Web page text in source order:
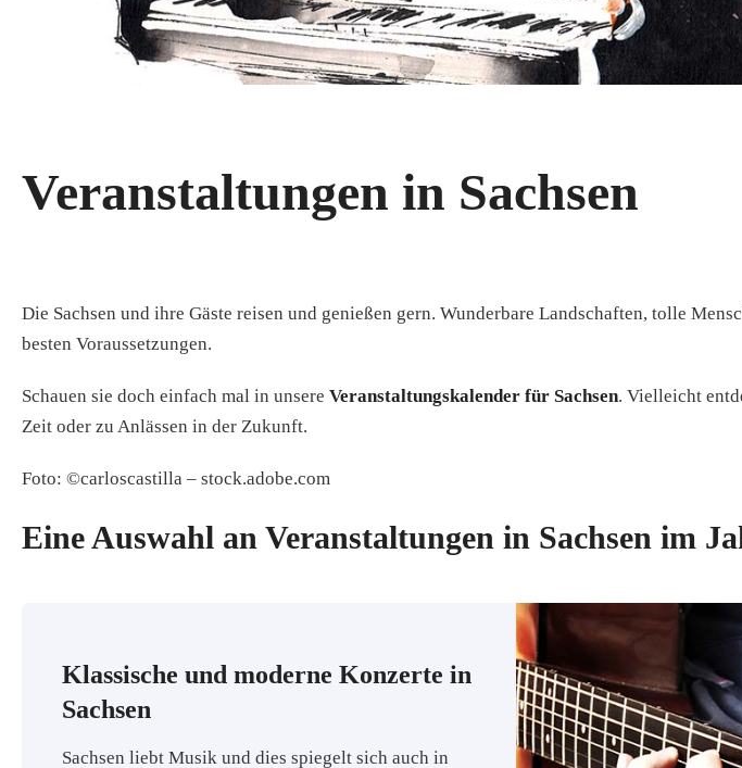
Veranstaltungen in Sachsen
Die Sachsen und ihre Gäste reisen und genießen gern. Wunderbare Landschaften, tolle
besten Voraussetzungen.
Schauen sie doch einfach mal in unsere Veranstaltungskalender für Sachsen. Vielleicht
Zeit oder zu Anlässen in der Zukunft.
Foto: ©carloscastilla – stock.adobe.com
Eine Auswahl an Veranstaltungen in Sachsen im
Klassische und moderne Konzerte in
Sachsen
Sachsen liebt Musik und dies spiegelt sich auch in